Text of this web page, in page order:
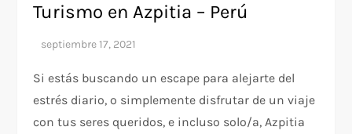
Turismo en Azpitia – Perú
Si estás buscando un escape para alejarte del
estrés diario, o simplemente disfrutar de un viaje
con tus seres queridos, e incluso solo/a, Azpitia